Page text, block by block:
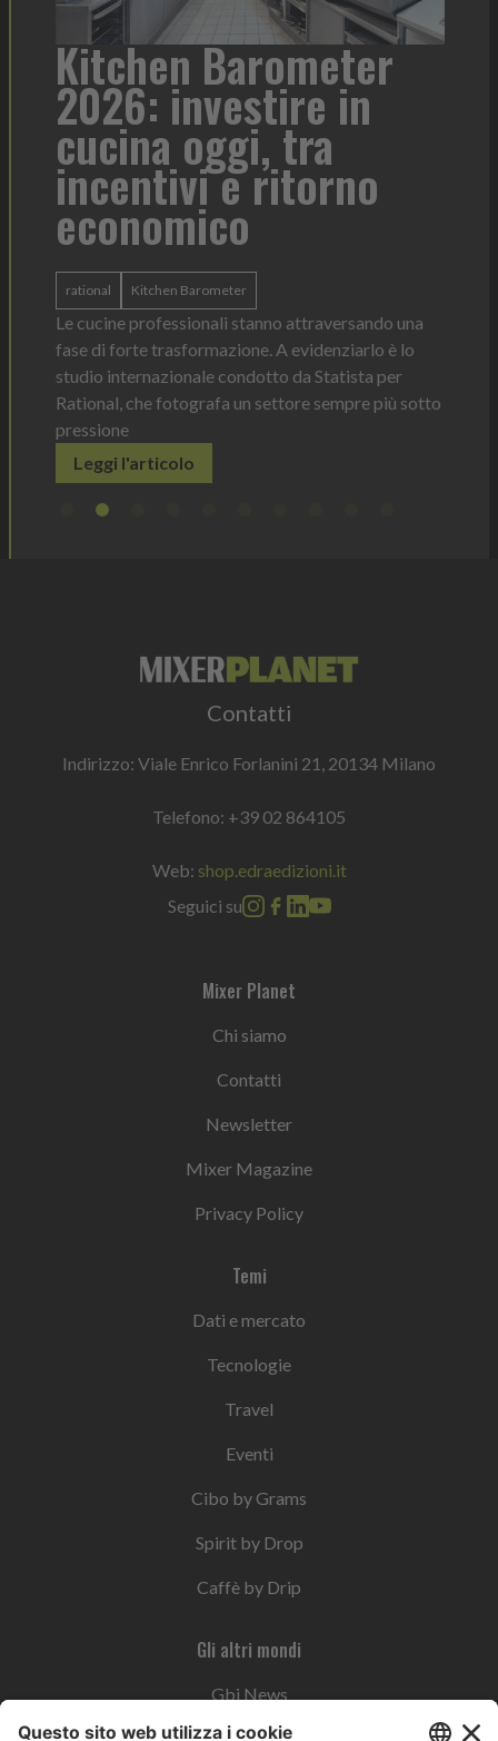
Kitchen Barometer
2026: investire in
cucina oggi, tra
incentivi e ritorno
economico
rational Kitchen Barometer
Le cucine professionali stanno attraversando una
fase di forte trasformazione. A evidenziarlo è lo
studio internazionale condotto da Statista per
Rational, che fotografa un settore sempre più sotto
pressione
Leggi l'articolo
Contatti
Indirizzo: Viale Enrico Forlanini 21, 20134 Milano
Telefono: +39 02 864105
Web: shop.edraedizioni.it
Seguici su
Mixer Planet
Chi siamo
Contatti
Newsletter
Mixer Magazine
Privacy Policy
Temi
Dati e mercato
Tecnologie
Travel
Eventi
Cibo by Grams
Spirit by Drop
Caffè by Drip
Gli altri mondi
Gbi News